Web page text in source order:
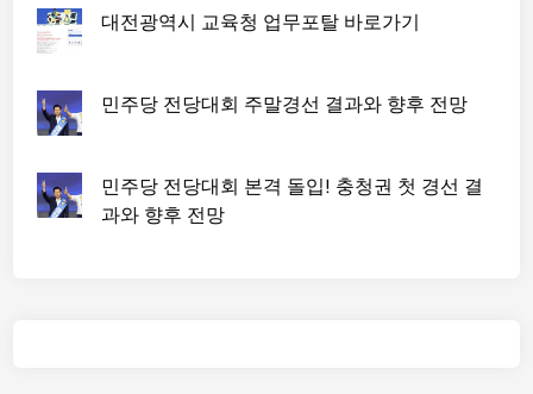
대전광역시 교육청 업무포탈 바로가기
민주당 전당대회 주말경선 결과와 향후 전망
민주당 전당대회 본격 돌입! 충청권 첫 경선 결
과와 향후 전망